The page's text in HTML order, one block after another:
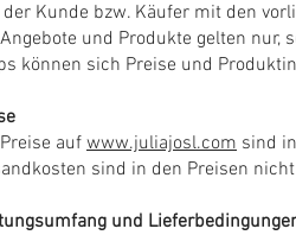
Kunde bzw. Käufer mit den
und Produkte gelten nur,
können sich Preise und
aufwww.juliajosl.com sind
sind in den Preisen
und